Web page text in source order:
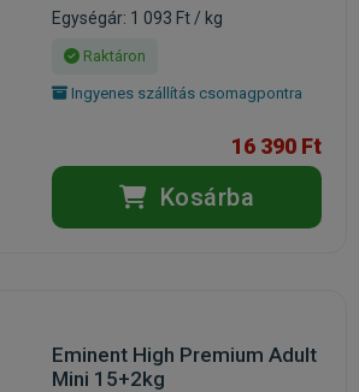
Egységár: 1 093 Ft / kg
Raktáron
Ingyenes szállítás csomagpontra
16 390 Ft
Kosárba
Eminent High Premium Adult
Mini 15+2kg